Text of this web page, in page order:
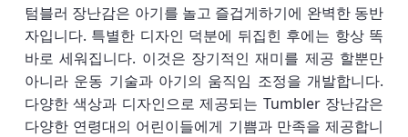
텀블러 장난감은 아기를 놀고 즐겁게하기에 완벽한 동반
자입니다. 특별한 디자인 덕분에 뒤집힌 후에는 항상 똑
바로 세워집니다. 이것은 장기적인 재미를 제공 할뿐만
아니라 운동 기술과 아기의 움직임 조정을 개발합니다.
다양한 색상과 디자인으로 제공되는 Tumbler 장난감은
다양한 연령대의 어린이들에게 기쁨과 만족을 제공합니